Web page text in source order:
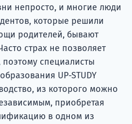
непросто, и многие люди
которые решили
родителей, бывают
страх не позволяет
поэтому специалисты
UP-STUDY
из которого можно
приобретая
в одном из